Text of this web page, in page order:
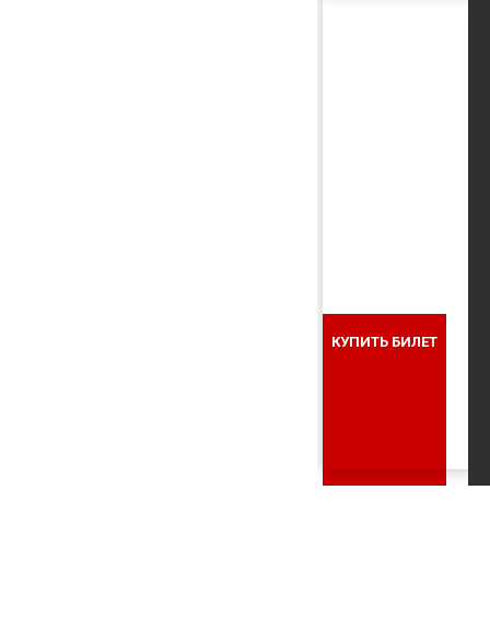
КУПИТЬ БИЛЕТ